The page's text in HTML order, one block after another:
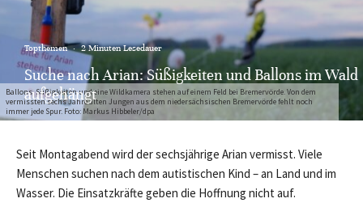
Ballons, Süßigkeiten und eine Wildkamera stehen auf einem Feld bei Bremervörde. Von dem
vermissten sechs Jahre alten Jungen aus dem niedersächsischen Bremervörde fehlt noch
immer jede Spur. Foto: Markus Hibbeler/dpa
Topthemen · 2 Minuten Lesedauer
Suche nach Arian: Süßigkeiten und Ballons im Wald
aufgehängt
Seit Montagabend wird der sechsjährige Arian vermisst. Viele
Menschen suchen nach dem autistischen Kind – an Land und im
Wasser. Die Einsatzkräfte geben die Hoffnung nicht auf.